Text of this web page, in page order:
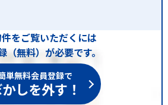
をご覧いただくには
（無料）が必要です。
単無料会員登録で
しを外す！